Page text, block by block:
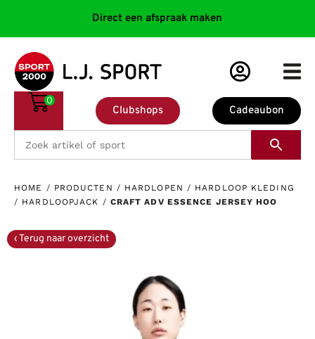
Direct een afspraak maken
Cadeaubon
Clubshops
0
HOME / PRODUCTEN / HARDLOPEN / HARDLOOP KLEDING
/ HARDLOOPJACK / CRAFT ADV ESSENCE JERSEY HOO